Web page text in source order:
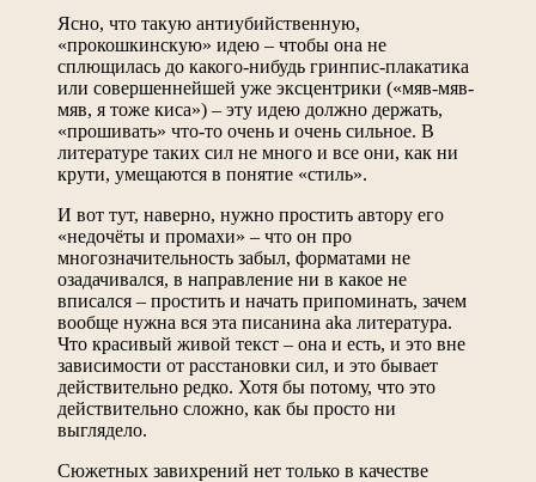
Ясно, что такую антиубийственную,
«прокошкинскую» идею – чтобы она не
сплющилась до какого-нибудь гринпис-плакатика
или совершеннейшей уже эксцентрики («мяв-мяв-
мяв, я тоже киса») – эту идею должно держать,
«прошивать» что-то очень и очень сильное. В
литературе таких сил не много и все они, как ни
крути, умещаются в понятие «стиль».
И вот тут, наверно, нужно простить автору его
«недочёты и промахи» – что он про
многозначительность забыл, форматами не
озадачивался, в направление ни в какое не
вписался – простить и начать припоминать, зачем
вообще нужна вся эта писанина aka литература.
Что красивый живой текст – она и есть, и это вне
зависимости от расстановки сил, и это бывает
действительно редко. Хотя бы потому, что это
действительно сложно, как бы просто ни
выглядело.
Сюжетных завихрений нет только в качестве